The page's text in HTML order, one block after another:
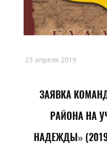
23 апреля 2019
ЗАЯВКА
РАЙОНА НА
НАДЕЖДЫ»